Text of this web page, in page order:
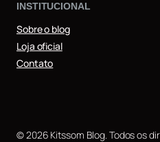
INSTITUCIONAL
Sobre o blog
Loja oficial
Contato
© 2026 Kitssom Blog. Todos os